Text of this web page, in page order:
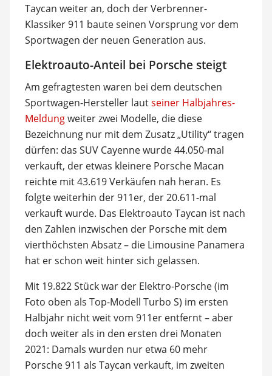
Taycan weiter an, doch der Verbrenner-
Klassiker 911 baute seinen Vorsprung vor dem
Sportwagen der neuen Generation aus.
Elektroauto-Anteil bei Porsche steigt
Am gefragtesten waren bei dem deutschen
Sportwagen-Hersteller lautseiner Halbjahres-
Meldungweiter zwei Modelle, die diese
Bezeichnung nur mit dem Zusatz „Utility“ tragen
dürfen: das SUV Cayenne wurde 44.050-mal
verkauft, der etwas kleinere Porsche Macan
reichte mit 43.619 Verkäufen nah heran. Es
folgte weiterhin der 911er, der 20.611-mal
verkauft wurde. Das Elektroauto Taycan ist nach
den Zahlen inzwischen der Porsche mit dem
vierthöchsten Absatz – die Limousine Panamera
hat er schon weit hinter sich gelassen.
Mit 19.822 Stück war der Elektro-Porsche (im
Foto oben als Top-Modell Turbo S) im ersten
Halbjahr nicht weit vom 911er entfernt – aber
doch weiter als in den ersten drei Monaten
2021: Damals wurden nur etwa 60 mehr
Porsche 911 als Taycan verkauft, im zweiten